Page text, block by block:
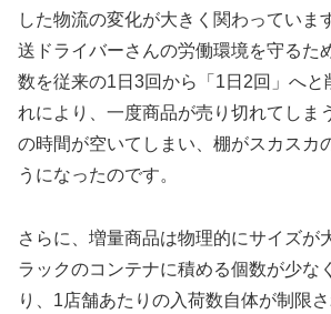
した物流の変化が大きく関わっていま
送ドライバーさんの労働環境を守るた
数を従来の1日3回から「1日2回」へと
れにより、一度商品が売り切れてしま
の時間が空いてしまい、棚がスカスカ
うになったのです。
さらに、増量商品は物理的にサイズが
ラックのコンテナに積める個数が少な
り、1店舗あたりの入荷数自体が制限さ